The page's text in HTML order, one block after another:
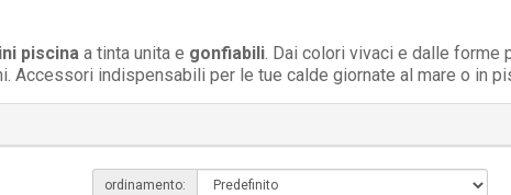
piscina a tinta unita e gonfiabili. Dai colori vivaci e dalle forme
Accessori indispensabili per le tue calde giornate al mare o in
ordinamento: